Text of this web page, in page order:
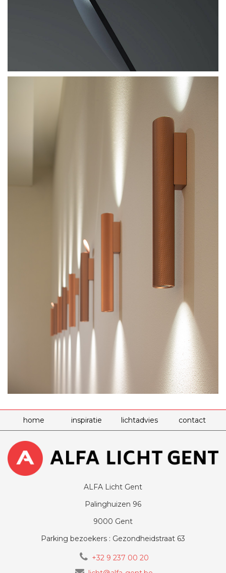
home inspiratie lichtadvies contact
ALFA Licht Gent
Palinghuizen 96
9000 Gent
Parking bezoekers : Gezondheidstraat 63
+32 9 237 00 20